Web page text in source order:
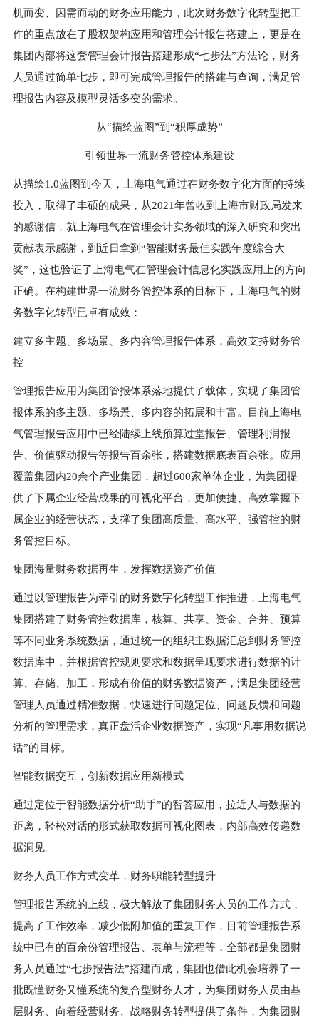
机而变、因需而动的财务应用能力，此次财务数字化转型把工
作的重点放在了股权架构应用和管理会计报告搭建上，更是在
集团内部将这套管理会计报告搭建形成“七步法”方法论，财务
人员通过简单七步，即可完成管理报告的搭建与查询，满足管
理报告内容及模型灵活多变的需求。
从“描绘蓝图”到“积厚成势”
引领世界一流财务管控体系建设
从描绘1 .0蓝图到今天，上海电气通过在财务数字化方面的持续
投入，取得了丰硕的成果，从2021年曾收到上海市财政局发来
的感谢信，就上海电气在管理会计实务领域的深入研究和突出
贡献表示感谢，到近日拿到“智能财务最佳实践年度综合大
奖”，这也验证了上海电气在管理会计信息化实践应用上的方向
正确。在构建世界一流财务管控体系的目标下，上海电气的财
务数字化转型已卓有成效：
建立多主题、多场景、多内容管理报告体系，高效支持财务管
控
管理报告应用为集团管报体系落地提供了载体，实现了集团管
报体系的多主题、多场景、多内容的拓展和丰富。目前上海电
气管理报告应用中已经陆续上线预算过堂报告、管理利润报
告、价值驱动报告等报告百余张，搭建数据底表百余张。应用
覆盖集团内20余个产业集团，超过600家单体企业，为集团提
供了下属企业经营成果的可视化平台，更加便捷、高效掌握下
属企业的经营状态，支撑了集团高质量、高水平、强管控的财
务管控目标。
集团海量财务数据再生，发挥数据资产价值
通过以管理报告为牵引的财务数字化转型工作推进，上海电气
集团搭建了财务管控数据库，核算、共享、资金、合并、预算
等不同业务系统数据，通过统一的组织主数据汇总到财务管控
数据库中，并根据管控规则要求和数据呈现要求进行数据的计
算、存储、加工，形成有价值的财务数据资产，满足集团经营
管理人员通过精准数据，快速进行问题定位、问题反馈和问题
分析的管理需求，真正盘活企业数据资产，实现“凡事用数据说
话”的目标。
智能数据交互，创新数据应用新模式
通过定位于智能数据分析“助手”的智答应用，拉近人与数据的
距离，轻松对话的形式获取数据可视化图表，内部高效传递数
据洞见。
财务人员工作方式变革，财务职能转型提升
管理报告系统的上线，极大解放了集团财务人员的工作方式，
提高了工作效率，减少低附加值的重复工作，目前管理报告系
统中已有的百余份管理报告、表单与流程等，全部都是集团财
务人员通过“七步报告法”搭建而成，集团也借此机会培养了一
批既懂财务又懂系统的复合型财务人才，为集团财务人员由基
层财务、向着经营财务、战略财务转型提供了条件，为集团财